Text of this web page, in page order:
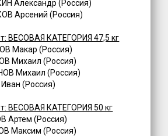
Александр (Россия)
Арсений (Россия)
ВЕСОВАЯ КАТЕГОРИЯ 47,5 кг
Макар (Россия)
Михаил (Россия)
Михаил (Россия)
(Россия)
ВЕСОВАЯ КАТЕГОРИЯ 50 кг
Артем (Россия)
Максим (Россия)